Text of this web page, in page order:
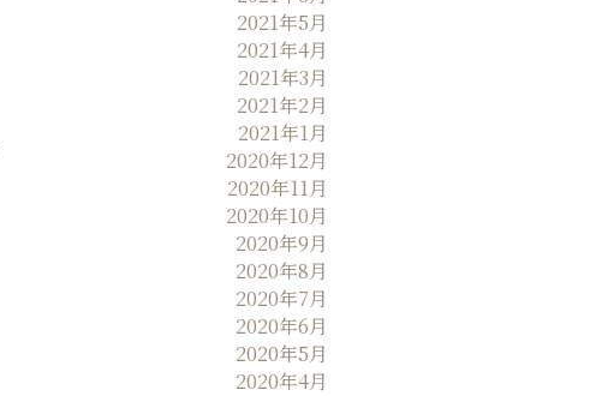
2021年5月
2021年4月
2021年3月
2021年2月
2021年1月
2020年12月
2020年11月
2020年10月
2020年9月
2020年8月
2020年7月
2020年6月
2020年5月
2020年4月